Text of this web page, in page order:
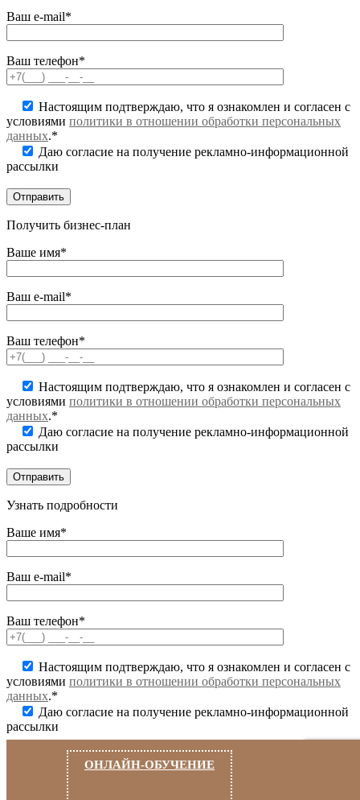
Ваш e-mail*
Ваш телефон*
Настоящим подтверждаю, что я ознакомлен и согласен с
условиями политики в отношении обработки персональных
данных.*
Даю согласие на получение рекламно-информационной
рассылки
Получить бизнес-план
Ваше имя*
Ваш e-mail*
Ваш телефон*
Настоящим подтверждаю, что я ознакомлен и согласен с
условиями политики в отношении обработки персональных
данных.*
Даю согласие на получение рекламно-информационной
рассылки
Узнать подробности
Ваше имя*
Ваш e-mail*
Ваш телефон*
Настоящим подтверждаю, что я ознакомлен и согласен с
условиями политики в отношении обработки персональных
данных.*
Даю согласие на получение рекламно-информационной
рассылки
Вступить в лигу
ОНЛАЙН-ОБУЧЕНИЕ